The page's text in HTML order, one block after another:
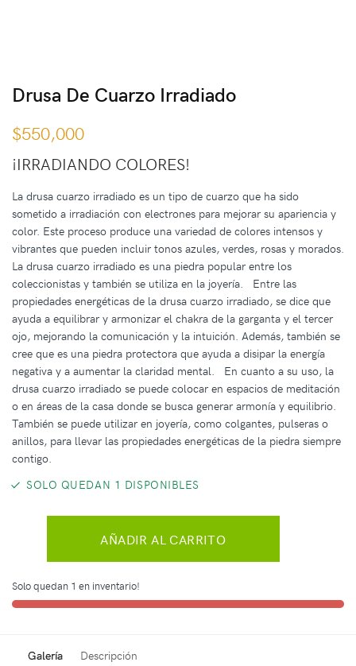
Drusa De Cuarzo Irradiado
$550,000
¡IRRADIANDO COLORES!
La drusa cuarzo irradiado es un tipo de cuarzo que ha sido
sometido a irradiación con electrones para mejorar su apariencia y
color. Este proceso produce una variedad de colores intensos y
vibrantes que pueden incluir tonos azules, verdes, rosas y morados.
La drusa cuarzo irradiado es una piedra popular entre los
coleccionistas y también se utiliza en la joyería. Entre las
propiedades energéticas de la drusa cuarzo irradiado, se dice que
ayuda a equilibrar y armonizar el chakra de la garganta y el tercer
ojo, mejorando la comunicación y la intuición. Además, también se
cree que es una piedra protectora que ayuda a disipar la energía
negativa y a aumentar la claridad mental. En cuanto a su uso, la
drusa cuarzo irradiado se puede colocar en espacios de meditación
o en áreas de la casa donde se busca generar armonía y equilibrio.
También se puede utilizar en joyería, como colgantes, pulseras o
anillos, para llevar las propiedades energéticas de la piedra siempre
contigo.
SOLO QUEDAN 1 DISPONIBLES
AÑADIR AL CARRITO
Solo quedan 1 en inventario!
Galería Descripción